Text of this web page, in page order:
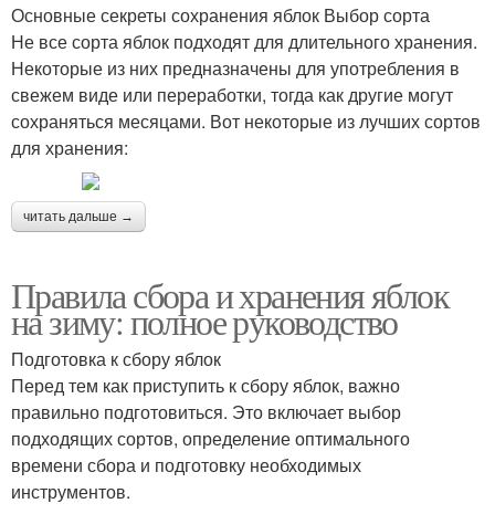
Основные секреты сохранения яблок Выбор сорта
Не все сорта яблок подходят для длительного хранения.
Некоторые из них предназначены для употребления в
свежем виде или переработки, тогда как другие могут
сохраняться месяцами. Вот некоторые из лучших сортов
для хранения:
читать дальше →
Правила сбора и хранения яблок
на зиму: полное руководство
Подготовка к сбору яблок
Перед тем как приступить к сбору яблок, важно
правильно подготовиться. Это включает выбор
подходящих сортов, определение оптимального
времени сбора и подготовку необходимых
инструментов.